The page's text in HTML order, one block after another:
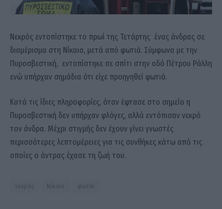
Νεκρός εντοπίστηκε το πρωί της Τετάρτης ένας άνδρας σε
διαμέρισμα στη Νίκαια, μετά από φωτιά. Σύμφωνα με την
Πυροσβεστική, εντοπίστηκε σε σπίτι στην οδό Πέτρου Ράλλη
ενώ υπήρχαν σημάδια ότι είχε προηγηθεί φωτιά.
Κατά τις ίδιες πληροφορίες, όταν έφτασε στο σημείο η
Πυροσβεστική δεν υπήρχαν φλόγες, αλλά εντόπισαν νεκρό
τον άνδρα. Μέχρι στιγμής δεν έχουν γίνει γνωστές
περισσότερες λεπτομέρειες για τις συνθήκες κάτω από τις
οποίες ο άντρας έχασε τη ζωή του.
νεκρός Νίκαια φωτιά